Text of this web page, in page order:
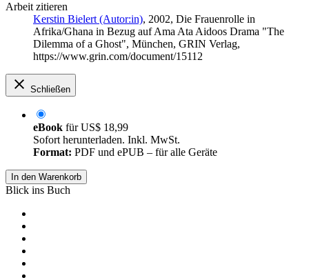
Arbeit zitieren
Kerstin Bielert (Autor:in), 2002, Die Frauenrolle in
Afrika/Ghana in Bezug auf Ama Ata Aidoos Drama "The
Dilemma of a Ghost", München, GRIN Verlag,
https://www.grin.com/document/15112
Schließen
eBook fürUS$ 18,99
Sofort herunterladen. Inkl. MwSt.
Format: PDF und ePUB – für alle Geräte
In den Warenkorb
Blick ins Buch